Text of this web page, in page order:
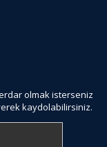
olmak isterseniz
kaydolabilirsiniz.